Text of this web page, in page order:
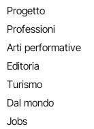
Progetto
Professioni
Arti performative
Editoria
Turismo
Dal mondo
Jobs